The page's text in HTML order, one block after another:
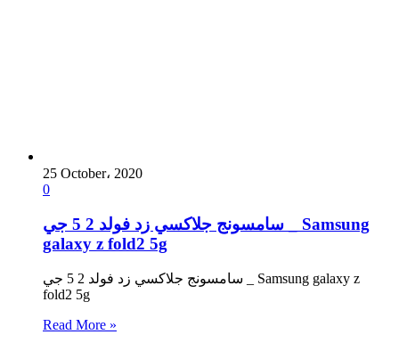
25 October، 2020
0
سامسونج جلاكسي زد فولد 2 5 جي _ Samsung
galaxy z fold2 5g
سامسونج جلاكسي زد فولد 2 5 جي _ Samsung galaxy z
fold2 5g
Read More »